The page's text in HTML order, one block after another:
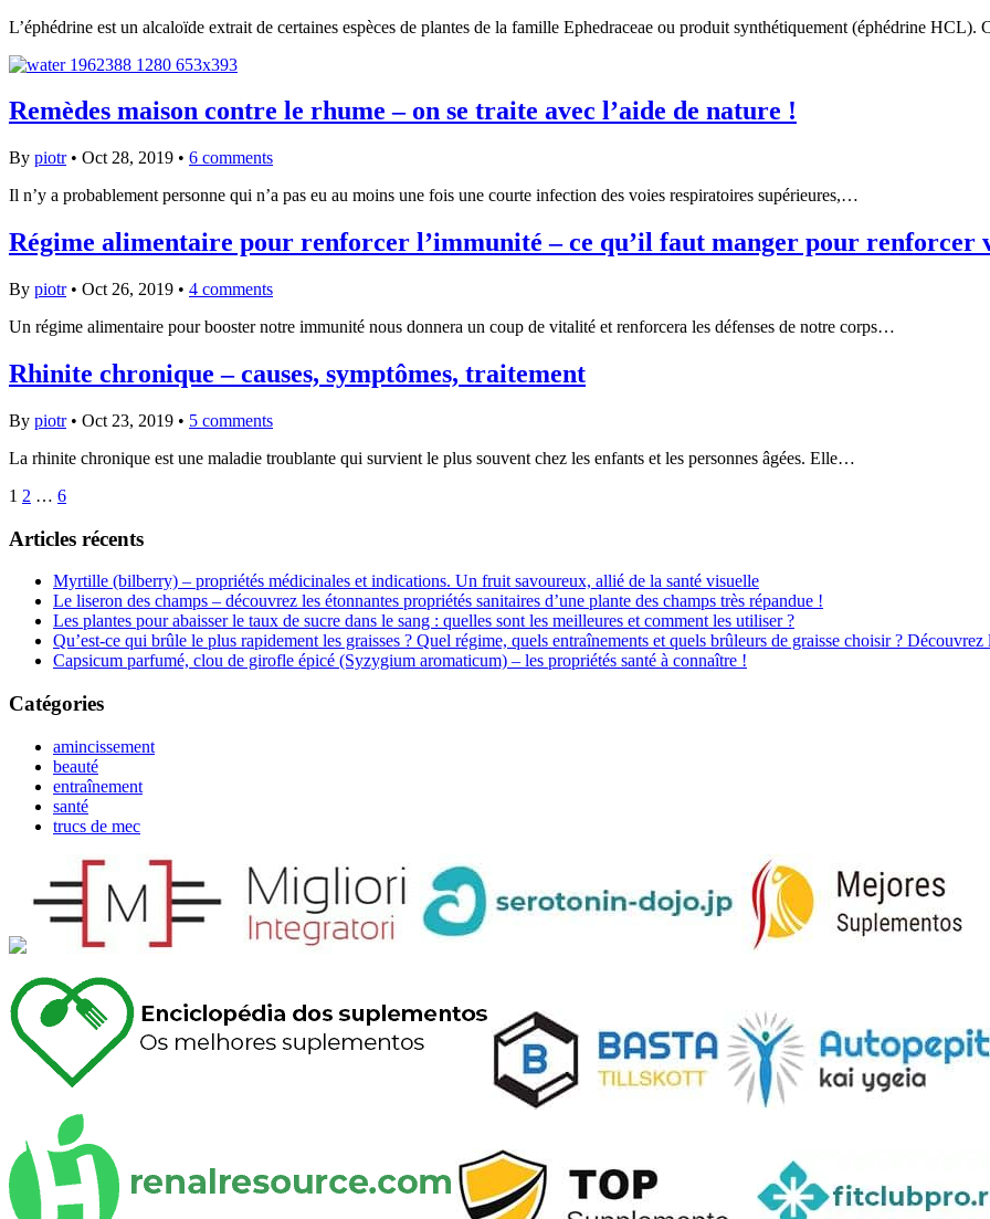
L’éphédrine est un alcaloïde extrait de certaines espèces de plantes de la famille Ephedraceae ou produit synthétiquement (éphédrine HCL).
Remèdes maison contre le rhume – on se traite avec l’aide de nature !
By piotr• Oct 28, 2019 • 6 comments
Il n’y a probablement personne qui n’a pas eu au moins une fois une courte infection des voies respiratoires supérieures,…
Régime alimentaire pour renforcer l’immunité – ce qu’il faut manger pour renforcer
By piotr• Oct 26, 2019 • 4 comments
Un régime alimentaire pour booster notre immunité nous donnera un coup de vitalité et renforcera les défenses de notre corps…
Rhinite chronique – causes, symptômes, traitement
By piotr• Oct 23, 2019 • 5 comments
La rhinite chronique est une maladie troublante qui survient le plus souvent chez les enfants et les personnes âgées. Elle…
1 2 … 6
Articles récents
Myrtille (bilberry) – propriétés médicinales et indications. Un fruit savoureux, allié de la santé visuelle
Le liseron des champs – découvrez les étonnantes propriétés sanitaires d’une plante des champs très répandue !
Les plantes pour abaisser le taux de sucre dans le sang : quelles sont les meilleures et comment les utiliser ?
Qu’est-ce qui brûle le plus rapidement les graisses ? Quel régime, quels entraînements et quels brûleurs de graisse choisir ?
Capsicum parfumé, clou de girofle épicé (Syzygium aromaticum) – les propriétés santé à connaître !
Catégories
amincissement
beauté
entraînement
santé
trucs de mec